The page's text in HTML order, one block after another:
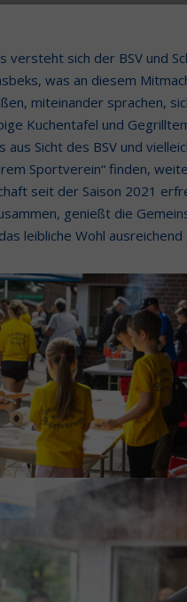
versteht sich der BSV und
was an diesem
miteinander sprachen,
Kuchentafel und
aus Sicht des BSV und
Sportverein“ finden,
seit der Saison 2021
genießt die
leibliche Wohl